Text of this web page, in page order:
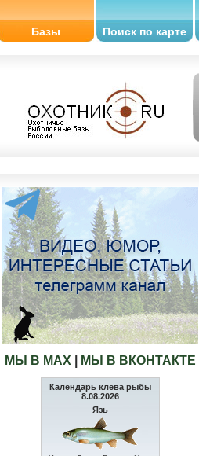
Базы Поиск по карте
МЫ В МАХ МЫ В ВКОНТАКТЕ
Календарь клева рыбы
8.08.2026
Язь